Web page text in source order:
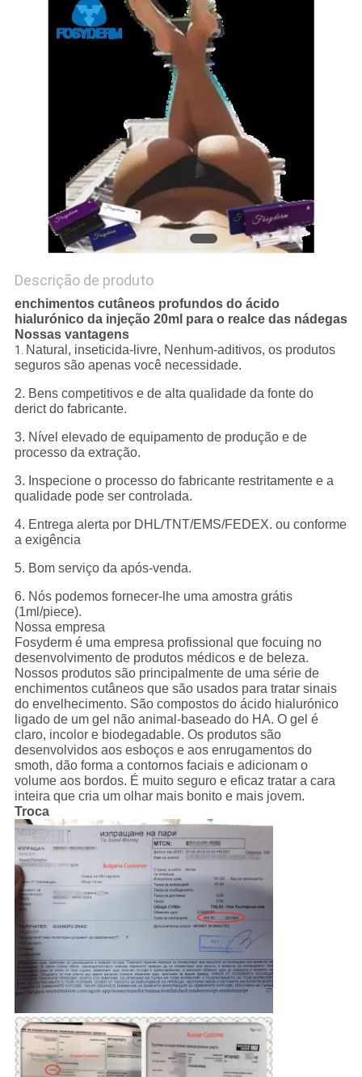
SHOPPING
ONLINE
PRIVACY
POLICY
Descrição de produto
enchimentos cutâneos profundos do ácido
hialurónico da injeção 20ml para o realce das nádegas
Nossas vantagens
1. Natural, inseticida-livre, Nenhum-aditivos, os produtos
seguros são apenas você necessidade.
2. Bens competitivos e de alta qualidade da fonte do
derict do fabricante.
3. Nível elevado de equipamento de produção e de
processo da extração.
3. Inspecione o processo do fabricante restritamente e a
qualidade pode ser controlada.
4. Entrega alerta por DHL/TNT/EMS/FEDEX. ou conforme
a exigência
5. Bom serviço da após-venda.
6. Nós podemos fornecer-lhe uma amostra grátis
(1ml/piece).
Nossa empresa
Fosyderm é uma empresa profissional que focuing no
desenvolvimento de produtos médicos e de beleza.
Nossos produtos são principalmente de uma série de
enchimentos cutâneos que são usados para tratar sinais
do envelhecimento. São compostos do ácido hialurónico
ligado de um gel não animal-baseado do HA. O gel é
claro, incolor e biodegadable. Os produtos são
desenvolvidos aos esboços e aos enrugamentos do
smoth, dão forma a contornos faciais e adicionam o
volume aos bordos. É muito seguro e eficaz tratar a cara
inteira que cria um olhar mais bonito e mais jovem.
Troca